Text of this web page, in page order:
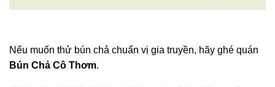
Nếu muốn thử bún chả chuẩn vị gia truyền, hãy ghé quán
Bún Chả Cô Thơm.